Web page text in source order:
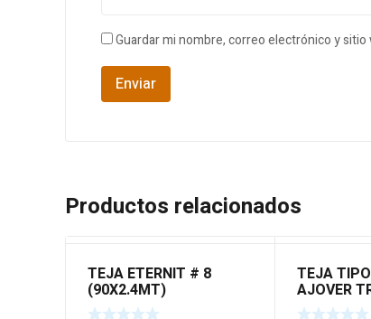
Guardar mi nombre, correo electrónico y
Productos relacionados
TEJA ETERNIT # 8
(90X2.4MT)
TEJA
AJOVER
3MT